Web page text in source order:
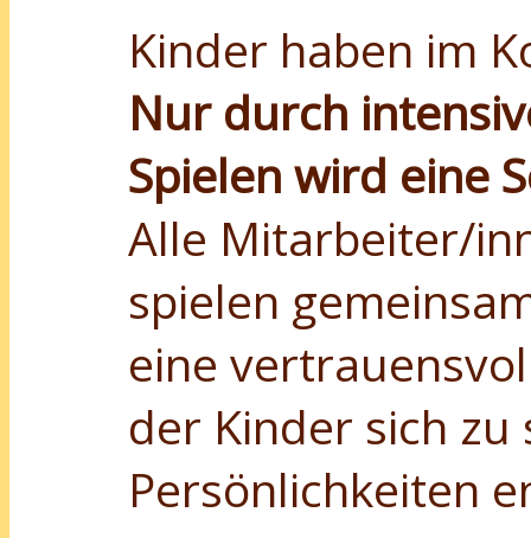
Kinder haben im
Nur durch
Spielen wird eine
Alle Mitarbeiter/
spielen
eine
der Kinder sich
Persönlichkeiten